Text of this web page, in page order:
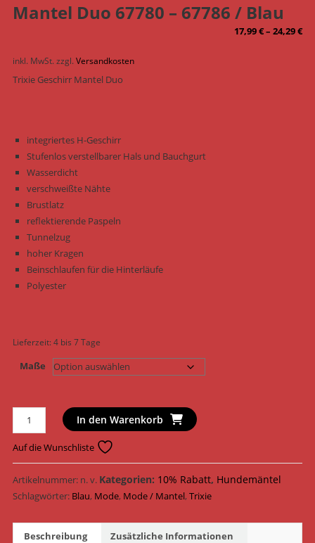
Mantel Duo 67780 – 67786 / Blau
17,99€–24,29€
inkl. MwSt.zzgl.Versandkosten
Trixie Geschirr Mantel Duo
integriertes H-Geschirr
Stufenlos verstellbarer Hals und Bauchgurt
Wasserdicht
verschweißte Nähte
Brustlatz
reflektierende Paspeln
Tunnelzug
hoher Kragen
Beinschlaufen für die Hinterläufe
Polyester
Lieferzeit:4 bis 7 Tage
Maße
Trixie
Hundemantel
Geschirr
Mantel
Duo
67780
67786
In den Warenkorb
Auf die Wunschliste
Artikelnummer: n. v. Kategorien: 10% Rabatt, Hundemäntel
Schlagwörter: Blau, Mode, Mode / Mantel,Trixie
Beschreibung
Zusätzliche Informationen